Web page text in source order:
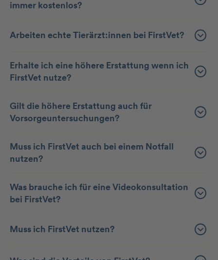
immer kostenlos?
Arbeiten echte Tierärzt:innen bei FirstVet?
Erhalte ich eine höhere Erstattung wenn ich
FirstVet nutze?
Gilt die höhere Erstattung auch für
Vorsorgeuntersuchungen?
Muss ich FirstVet auch bei einem Notfall
nutzen?
Was brauche ich für eine Videokonsultation
bei FirstVet?
Muss ich FirstVet nutzen?